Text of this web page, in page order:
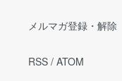
メルマガ登録・解除
RSS / ATOM